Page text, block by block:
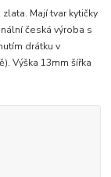
Mají tvar kytičky
česká výroba s
drátku v
Výška 13mm šířka